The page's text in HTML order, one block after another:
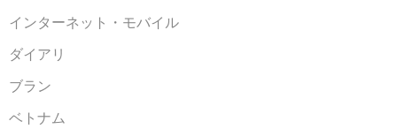
インターネット・モバイル
ダイアリ
ブラン
ベトナム